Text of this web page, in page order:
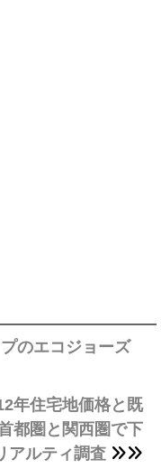
のエコジョーズ
年住宅地価格と既
都圏と関西圏で下
アルティ調査